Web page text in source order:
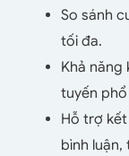
So sánh
tối đa.
Khả năng
tuyến phổ
Hỗ trợ
bình